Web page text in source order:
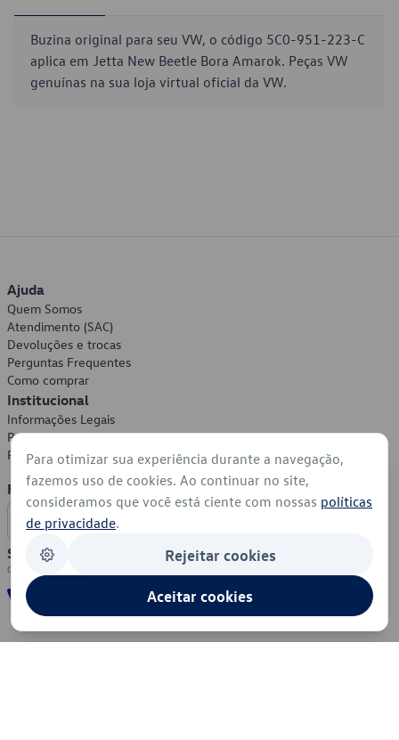
Buzina original para seu VW, o código 5C0-951-223-C
aplica em Jetta New Beetle Bora Amarok. Peças VW
genuínas na sua loja virtual oficial da VW.
Ajuda
Quem Somos
Atendimento (SAC)
Devoluções e trocas
Perguntas Frequentes
Como comprar
Institucional
Informações Legais
Política de Privacidade
Política de Cookies
Formas de Pagamento
Segurança
Para otimizar sua experiência durante a navegação,
fazemos uso de cookies. Ao continuar no site,
consideramos que você está ciente com nossas políticas
de privacidade.
Rejeitar cookies
Aceitar cookies